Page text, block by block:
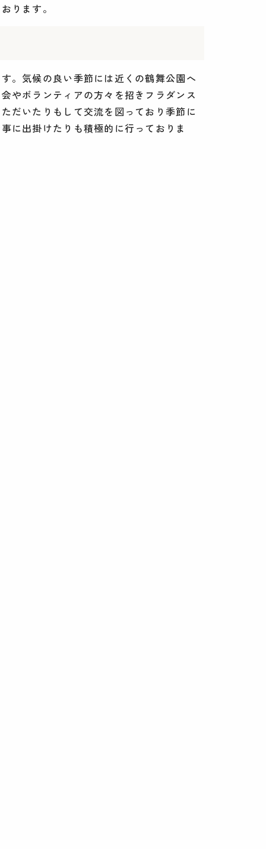
ります。
。気候の良い季節には近くの鶴舞公園へ
やボランティアの方々を招きフラダンス
だいたりもして交流を図っており季節に
に出掛けたりも積極的に行っておりま